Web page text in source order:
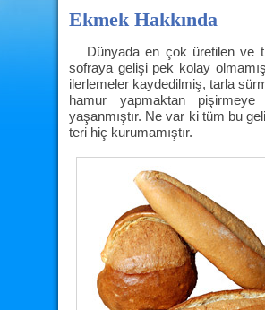
Ekmek Hakkında
Dünyada en çok üretilen ve
sofraya gelişi pek kolay
ilerlemeler kaydedilmiş, tarla
hamur yapmaktan
yaşanmıştır. Ne var ki tüm bu
teri hiç kurumamıştır.